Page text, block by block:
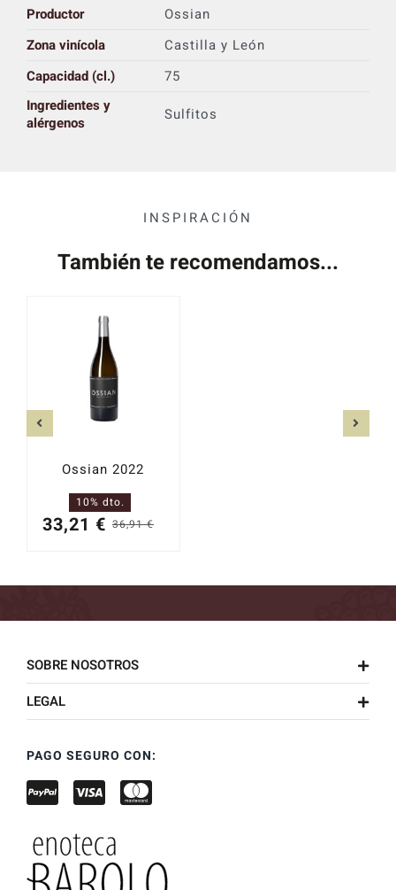
Productor
Ossian
Zona vinícola
Castilla y León
Capacidad (cl.)
75
Ingredientes y
alérgenos
Sulfitos
INSPIRACIÓN
También te recomendamos...
Ossian 2022
36,91€
original
33,21 €
actual
10% dto.
SOBRE NOSOTROS
LEGAL
PAGO SEGURO CON: